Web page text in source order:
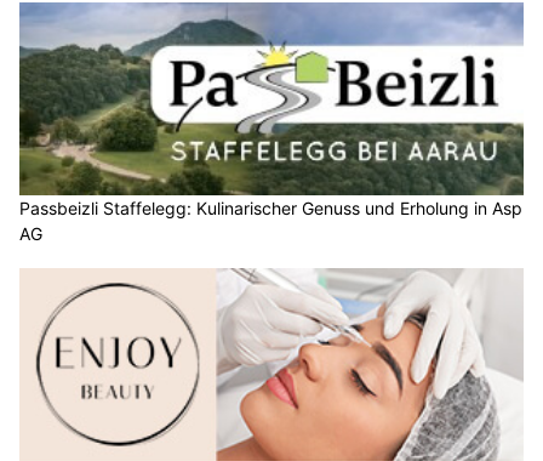
Passbeizli Staffelegg: Kulinarischer Genuss und Erholung in Asp
AG